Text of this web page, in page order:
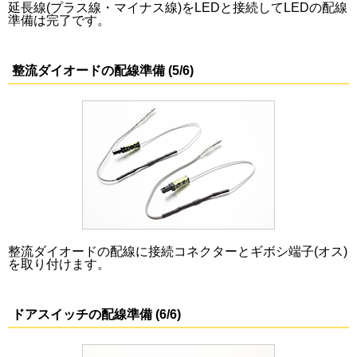
延長線(プラス線・マイナス線)をLEDと接続してLEDの配線
準備は完了です。
整流ダイオードの配線準備 (5/6)
整流ダイオードの配線に接続コネクターとギボシ端子(オス)
を取り付けます。
ドアスイッチの配線準備 (6/6)